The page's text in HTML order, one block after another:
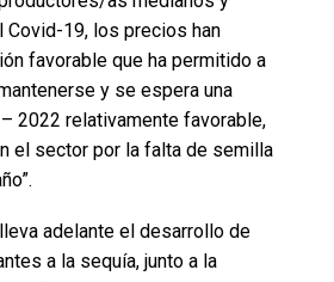
Covid-19, los precios han
favorable que ha permitido a
y se espera una
2022 relativamente favorable,
el sector por la falta de semilla
adelante el desarrollo de
a la sequía, junto a la